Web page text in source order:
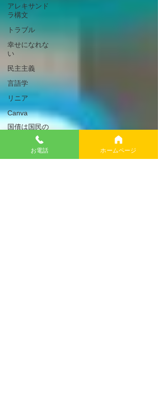
アレキサンド
ラ構文
トラブル
幸せになれな
い
民主主義
言語学
リニア
Canva
国債は国民の
借金ではない
年金制度お電話 ホームページ